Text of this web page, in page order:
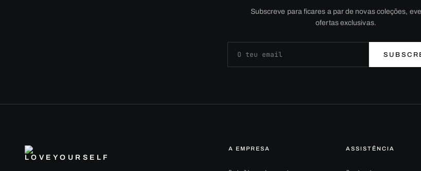
Subscreve para ficares a par de novas coleções,
ofertas exclusivas.
A EMPRESA ASSISTÊNCIA